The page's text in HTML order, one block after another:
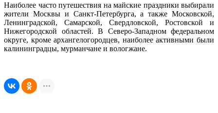
Наиболее часто путешествия на майские праздники выбирали
жители Москвы и Санкт-Петербурга, а также Московской,
Ленинградской, Самарской, Свердловской, Ростовской и
Нижегородской областей. В Северо-Западном федеральном
округе, кроме архангелогородцев, наиболее активными были
калининградцы, мурманчане и вологжане.